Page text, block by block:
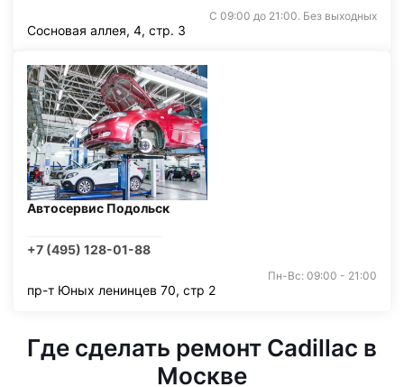
С 09:00 до 21:00. Без выходных
Сосновая аллея, 4, стр. 3
Автосервис Подольск
+7 (495) 128-01-88
Пн-Вс: 09:00 - 21:00
пр-т Юных ленинцев 70, стр 2
Где сделать ремонт Cadillac в
Москве